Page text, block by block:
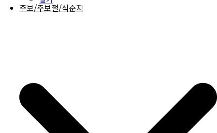
주보/주보철/식순지